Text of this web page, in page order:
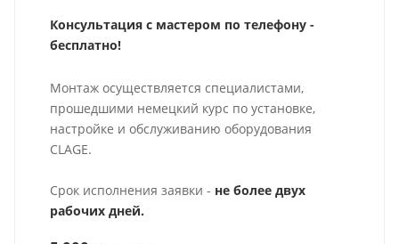
Консультация с мастером по телефону -
бесплатно!
Монтаж осуществляется специалистами,
прошедшими немецкий курс по установке,
настройке и обслуживанию оборудования
CLAGE.
Срок исполнения заявки - не более двух
рабочих дней.